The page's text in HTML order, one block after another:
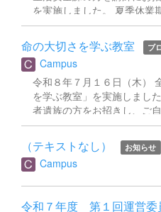
を実施しました。 夏季休業
SNS 利用の機会が増えるこ
込まれるリスクが高まりや
前に、薬物乱用やネット被
ンターネット利用における
身近なリスクについて、具
やすくお話しいただきまし
されない、自分自身を守る
安全に過ごすために、今日
て行動してほしいと思います
命の大切さを学ぶ教室 ブ
Campus
令和８年７月１６日（木）
を学ぶ教室」を実施しまし
者遺族の方をお招きし、ご
きました。 犯罪や事故によ
でも前を向いて生きてきた
たちの胸に深く刻まれまし
社会を願う講師の方の言葉
（テキストなし） お知らせ
Campus
令和７年度 第１回運営委